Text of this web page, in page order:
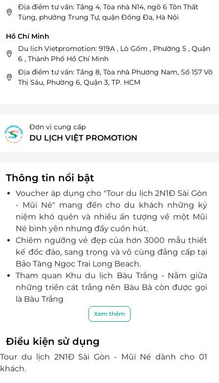
Địa điểm tư vấn: Tầng 4, Tòa nhà N14, ngõ 6 Tôn Thất
Tùng, phường Trung Tự, quận Đống Đa, Hà Nội
Hồ Chí Minh
Du lịch Vietpromotion: 919A , Lò Gốm , Phường 5 , Quận
6 , Thành Phố Hồ Chí Minh
Địa điểm tư vấn: Tầng 8, Tòa nhà Phương Nam, Số 157 Võ
Thị Sáu, Phường 6, Quận 3, TP. HCM
Đơn vị cung cấp
DU LỊCH VIỆT PROMOTION
Thông tin nổi bật
Voucher áp dụng cho "Tour du lịch 2N1Đ Sài Gòn
- Mũi Né" mang đến cho du khách những kỷ
niệm khó quên và nhiều ấn tượng về một Mũi
Né bình yên nhưng đầy cuốn hút.
Chiêm ngưỡng vẻ đẹp của hơn 3000 mẫu thiết
kế đốc đáo, sang trọng và vô cùng đẳng cấp tại
Bảo Tàng Ngọc Trai Long Beach.
Tham quan Khu du lịch Bàu Trắng - Nằm giữa
những triền cát trắng nên Bàu Bà còn được gọi
là Bàu Trắng
Check-in tại Làng Mông Cổ Mianfarm tận hưởng
không gian yên bình, thoáng mát.
Nghỉ dưỡng tại các resort đẳng cấp, kèm theo
bữa sáng buffet và các bữa ăn khác trong
chương trình.
Chuyến đi được tổ chức với dịch vụ xe du lịch
Xem thêm
Điều kiện sử dụng
Tour du lịch 2N1Đ Sài Gòn - Mũi Né dành cho 01
khách.